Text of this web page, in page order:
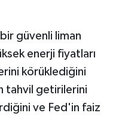
güvenli liman
enerji fiyatları
körüklediğini
tahvil getirilerini
ve Fed'in faiz